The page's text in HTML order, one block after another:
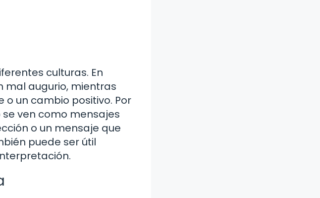
culturas. En
mal augurio, mientras
un cambio positivo. Por
ven como mensajes
o un mensaje que
puede ser útil